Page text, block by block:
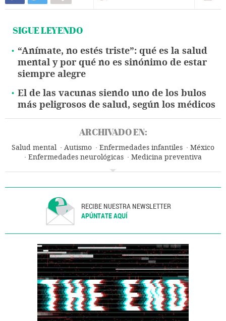
SIGUE LEYENDO
“Anímate, no estés triste”: qué es la salud
mental y por qué no es sinónimo de estar
siempre alegre
El de las vacunas siendo uno de los bulos
más peligrosos de salud, según los médicos
ARCHIVADO EN:
Salud mental Autismo Enfermedades infantiles
México
Enfermedades neurológicas
Medicina preventiva
RECIBE NUESTRA NEWSLETTER
APÚNTATE AQUÍ